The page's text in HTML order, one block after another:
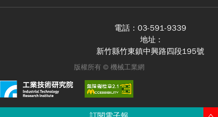
電話： 03-591-9339
地址 :
新竹縣竹東鎮中興路四段195號
版權所有 © 機械工業網